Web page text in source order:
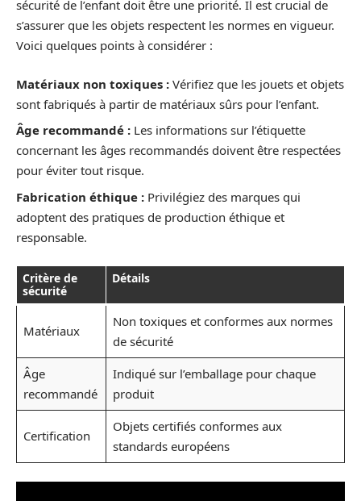
sécurité de l’enfant doit être une priorité. Il est crucial de
s’assurer que les objets respectent les normes en vigueur.
Voici quelques points à considérer :
Matériaux non toxiques : Vérifiez que les jouets et objets
sont fabriqués à partir de matériaux sûrs pour l’enfant.
Âge recommandé : Les informations sur l’étiquette
concernant les âges recommandés doivent être respectées
pour éviter tout risque.
Fabrication éthique : Privilégiez des marques qui
adoptent des pratiques de production éthique et
responsable.
Critère de
sécurité
Détails
Matériaux
Non toxiques et conformes aux normes
de sécurité
Âge
recommandé
Indiqué sur l’emballage pour chaque
produit
Certification
Objets certifiés conformes aux
standards européens